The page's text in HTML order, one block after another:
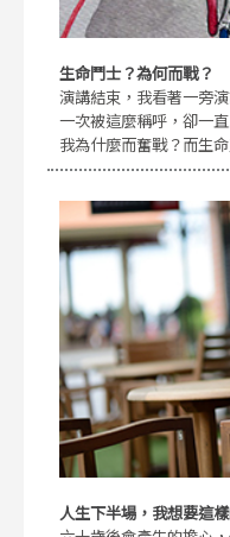
生命鬥士？為何而戰？
演講結束，我看著一旁
一次被這麼稱呼，卻一
我為什麼而奮戰？而生
人生下半場，我想要這